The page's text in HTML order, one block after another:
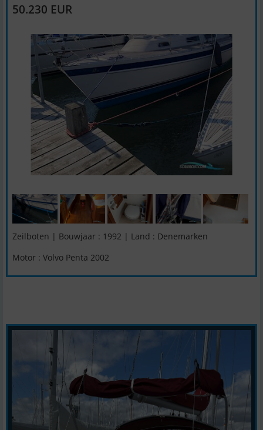
50.230 EUR
Zeilboten | Bouwjaar : 1992 | Land : Denemarken
Motor : Volvo Penta 2002